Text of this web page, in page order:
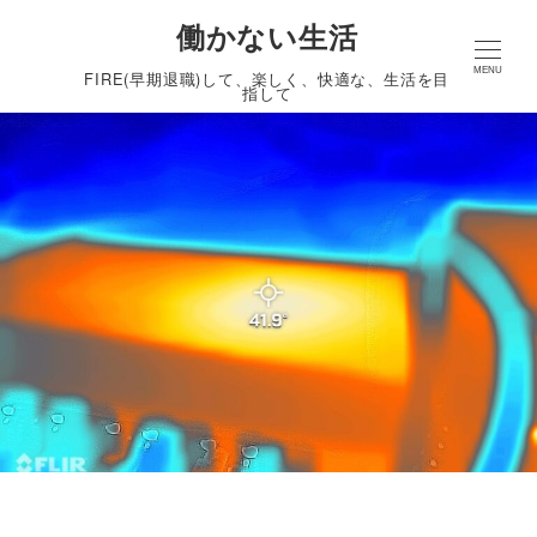
働かない生活
FIRE(早期退職)して、楽しく、快適な、生活を目
指して
MENU